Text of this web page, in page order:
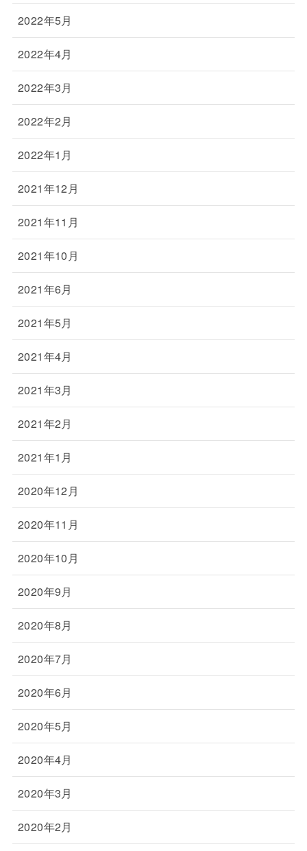
2022年5月
2022年4月
2022年3月
2022年2月
2022年1月
2021年12月
2021年11月
2021年10月
2021年6月
2021年5月
2021年4月
2021年3月
2021年2月
2021年1月
2020年12月
2020年11月
2020年10月
2020年9月
2020年8月
2020年7月
2020年6月
2020年5月
2020年4月
2020年3月
2020年2月